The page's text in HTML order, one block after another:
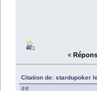
«
Citation de: stardupoker